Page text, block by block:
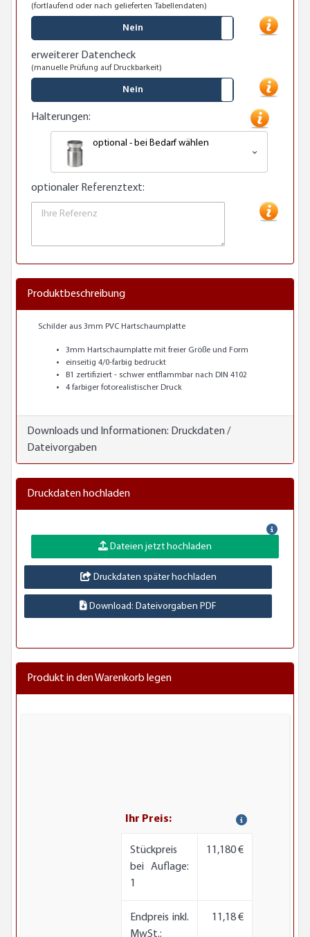
(fortlaufend oder nach gelieferten Tabellendaten)
Nein
erweiterer Datencheck
(manuelle Prüfung auf Druckbarkeit)
Nein
Halterungen:
optional - bei Bedarf wählen
optionaler Referenztext:
Produktbeschreibung
Schilder aus 3mm PVC Hartschaumplatte
3mm Hartschaumplatte mit freier Größe und Form
einseitig 4/0-farbig bedruckt
B1 zertifiziert - schwer entflammbar nach DIN 4102
4 farbiger fotorealistischer Druck
Downloads und Informationen: Druckdaten /
Dateivorgaben
Druckdaten hochladen
Dateien jetzt hochladen
Druckdaten später hochladen
Download: Dateivorgaben PDF
Produkt in den Warenkorb legen
Ihr Preis:
Stückpreis
bei Auflage:
1
11,180 €
Endpreis inkl.
MwSt.:
11,18 €